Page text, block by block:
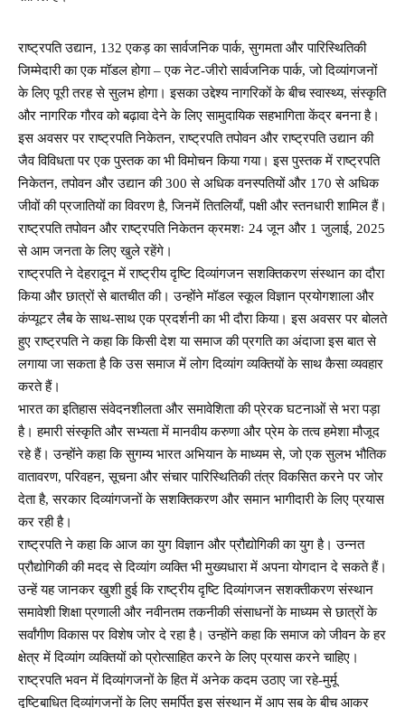
राष्ट्रपति उद्यान, 132 एकड़ का सार्वजनिक पार्क, सुगमता और पारिस्थितिकी
जिम्मेदारी का एक मॉडल होगा – एक नेट-जीरो सार्वजनिक पार्क, जो दिव्यांगजनों
के लिए पूरी तरह से सुलभ होगा। इसका उद्देश्य नागरिकों के बीच स्वास्थ्य, संस्कृति
और नागरिक गौरव को बढ़ावा देने के लिए सामुदायिक सहभागिता केंद्र बनना है।
इस अवसर पर राष्ट्रपति निकेतन, राष्ट्रपति तपोवन और राष्ट्रपति उद्यान की
जैव विविधता पर एक पुस्तक का भी विमोचन किया गया। इस पुस्तक में राष्ट्रपति
निकेतन, तपोवन और उद्यान की 300 से अधिक वनस्पतियों और 170 से अधिक
जीवों की प्रजातियों का विवरण है, जिनमें तितलियाँ, पक्षी और स्तनधारी शामिल हैं।
राष्ट्रपति तपोवन और राष्ट्रपति निकेतन क्रमशः 24 जून और 1 जुलाई, 2025
से आम जनता के लिए खुले रहेंगे।
राष्ट्रपति ने देहरादून में राष्ट्रीय दृष्टि दिव्यांगजन सशक्तिकरण संस्थान का दौरा
किया और छात्रों से बातचीत की। उन्होंने मॉडल स्कूल विज्ञान प्रयोगशाला और
कंप्यूटर लैब के साथ-साथ एक प्रदर्शनी का भी दौरा किया। इस अवसर पर बोलते
हुए राष्ट्रपति ने कहा कि किसी देश या समाज की प्रगति का अंदाजा इस बात से
लगाया जा सकता है कि उस समाज में लोग दिव्यांग व्यक्तियों के साथ कैसा व्यवहार
करते हैं।
भारत का इतिहास संवेदनशीलता और समावेशिता की प्रेरक घटनाओं से भरा पड़ा
है। हमारी संस्कृति और सभ्यता में मानवीय करुणा और प्रेम के तत्व हमेशा मौजूद
रहे हैं। उन्होंने कहा कि सुगम्य भारत अभियान के माध्यम से, जो एक सुलभ भौतिक
वातावरण, परिवहन, सूचना और संचार पारिस्थितिकी तंत्र विकसित करने पर जोर
देता है, सरकार दिव्यांगजनों के सशक्तिकरण और समान भागीदारी के लिए प्रयास
कर रही है।
राष्ट्रपति ने कहा कि आज का युग विज्ञान और प्रौद्योगिकी का युग है। उन्नत
प्रौद्योगिकी की मदद से दिव्यांग व्यक्ति भी मुख्यधारा में अपना योगदान दे सकते हैं।
उन्हें यह जानकर खुशी हुई कि राष्ट्रीय दृष्टि दिव्यांगजन सशक्तीकरण संस्थान
समावेशी शिक्षा प्रणाली और नवीनतम तकनीकी संसाधनों के माध्यम से छात्रों के
सर्वांगीण विकास पर विशेष जोर दे रहा है। उन्होंने कहा कि समाज को जीवन के हर
क्षेत्र में दिव्यांग व्यक्तियों को प्रोत्साहित करने के लिए प्रयास करने चाहिए।
राष्ट्रपति भवन में दिव्यांगजनों के हित में अनेक कदम उठाए जा रहे-मुर्मू
दृष्टिबाधित दिव्यांगजनों के लिए समर्पित इस संस्थान में आप सब के बीच आकर